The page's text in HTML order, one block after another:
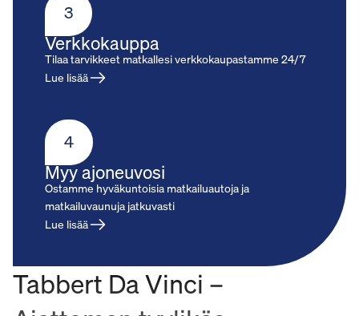
3
Verkkokauppa
Tilaa tarvikkeet matkallesi verkkokaupastamme 24/7
Lue lisää
4
Myy ajoneuvosi
Ostamme hyväkuntoisia matkailuautoja ja
matkailuvaunuja jatkuvasti
Lue lisää
Tabbert Da Vinci –